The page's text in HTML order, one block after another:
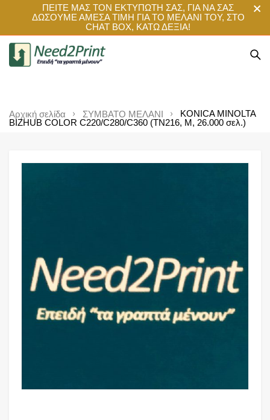
ΠΕΙΤΕ ΜΑΣ ΤΟΝ ΕΚΤΥΠΩΤΗ ΣΑΣ, ΓΙΑ ΝΑ ΣΑΣ
ΔΩΣΟΥΜΕ ΑΜΕΣΑ ΤΙΜΗ ΓΙΑ ΤΟ ΜΕΛΑΝΙ ΤΟΥ, ΣΤΟ
CHAT BOX, ΚΑΤΩ ΔΕΞΙΑ!
Αρχική σελίδα ΣΥΜΒΑΤΟ ΜΕΛΑΝΙ
KONICA MINOLTA
BIZHUB COLOR C220/C280/C360 (TN216, M, 26.000 σελ.)